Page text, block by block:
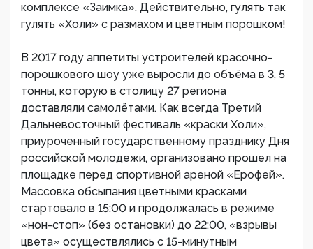
комплексе «Заимка». Действительно, гулять так
гулять «Холи» с размахом и цветным порошком!
В 2017 году аппетиты устроителей красочно-
порошкового шоу уже выросли до объёма в 3, 5
тонны, которую в столицу 27 региона
доставляли самолётами. Как всегда Третий
Дальневосточный фестиваль «краски Холи»,
приуроченный государственному празднику Дня
российской молодежи, организовано прошел на
площадке перед спортивной ареной «Ерофей».
Массовка обсыпания цветными красками
стартовало в 15:00 и продолжалась в режиме
«нон-стоп» (без остановки) до 22:00, «взрывы
цвета» осуществлялись с 15-минутным